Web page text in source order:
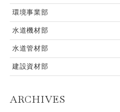
環境事業部
水道機材部
水道管材部
建設資材部
ARCHIVES